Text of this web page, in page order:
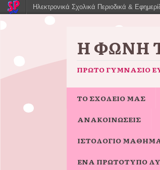
Η ΦΩΝΉ
ΠΡΏΤΟ ΓΥΜΝΆΣΙΟ
ΤΟ ΣΧΟΛΕΙΟ ΜΑΣ
ΑΝΑΚΟΙΝΩΣΕΙΣ
ΙΣΤΟΛΌΓΙΟ
ΈΝΑ ΠΡΩΤΌΤΥΠΟ
Ηλεκτρονικά Σχολικά Περιοδικά &